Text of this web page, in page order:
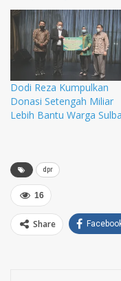
Dodi Reza Kumpulkan
Donasi Setengah Miliar
Lebih Bantu Warga
dpr
16
Share